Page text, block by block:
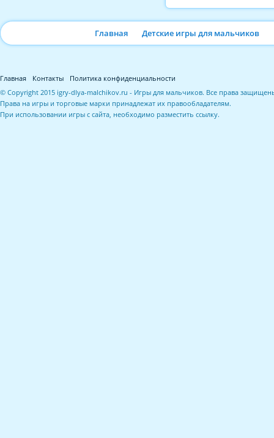
Главная Детские игры для мальчиков
Главная Контакты
Политика конфиденциальности
© Copyright 2015 igry-dlya-malchikov.ru - Игры для мальчиков. Все права
Права на игры и торговые марки принадлежат их правообладателям.
При использовании игры с сайта, необходимо разместить ссылку.